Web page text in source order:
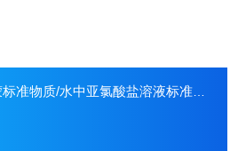
质/水中亚氯酸盐溶液标准物质1000μg/mL20mL